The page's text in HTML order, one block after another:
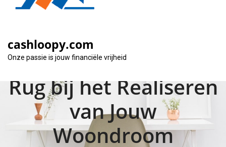
cashloopy.com
Onze passie is jouw financiële vrijheid
De Sociale Lening
voor Alleenstaanden:
Een Steuntje in de
Rug bij het Realiseren
van Jouw
Woondroom